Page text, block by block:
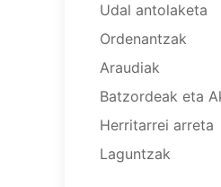
Udal antolaketa
Ordenantzak
Araudiak
Batzordeak eta
Herritarrei arreta
Laguntzak